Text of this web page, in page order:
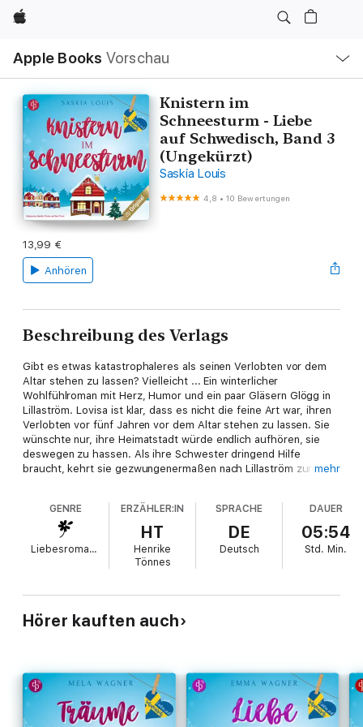
Apple
Apple Books Vorschau
Navigation
Menü
öffnen
Knistern im
Schneesturm - Liebe
auf Schwedisch, Band 3
(Ungekürzt)
Saskia Louis
4,8 •10 Bewertungen
13,99 €
Anhören
Beschreibung des Verlags
Gibt es etwas katastrophaleres als seinen Verlobten vor dem
Altar stehen zu lassen? Vielleicht ... Ein winterlicher
Wohlfühlroman mit Herz, Humor und ein paar Gläsern Glögg in
Lillaström. Lovisa ist klar, dass es nicht die feine Art war, ihren
Verlobten vor fünf Jahren vor dem Altar stehen zu lassen. Sie
wünschte nur, ihre Heimatstadt würde endlich aufhören, sie
deswegen zu hassen. Als ihre Schwester dringend Hilfe
braucht, kehrt sie gezwungenermaßen nach Lillaström zurück,
mittlerweile Polizist, aber noch immer ein unverschämt gut
aussehender Womanizer. Und einer der Gründe, warum sie die
Hochzeit damals abblies ... Jan hat weder Zeit noch Lust dazu,
der Frau zu helfen, die seinem besten Freund das Herz brach.
Er hat genug damit zu tun, sich um seine Teenager-Schwester
abgesehen davon ist es einfach keine gute Idee, mehr Zeit als
nötig mit Lovisa zu verbringen, die ihm schon seit Schulzeiten
den letzten Nerv raubt ... und Schneestürme in seinem Inneren
mehr
GENRE
Liebesromane
ERZÄHLER:IN
HT
Henrike
Tönnes
SPRACHE
DE
Deutsch
DAUER
05:54
Std. Min.
Hörer kauften auch